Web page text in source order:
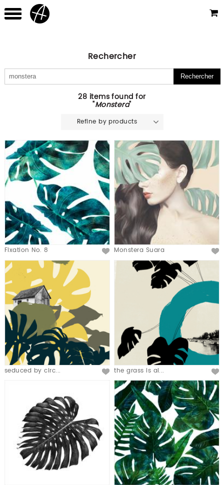
Rechercher
28 items found for
"Monstera"
Refine by products
Fixation No. 8 Monstera Suara
seduced by circ... the grass is al...